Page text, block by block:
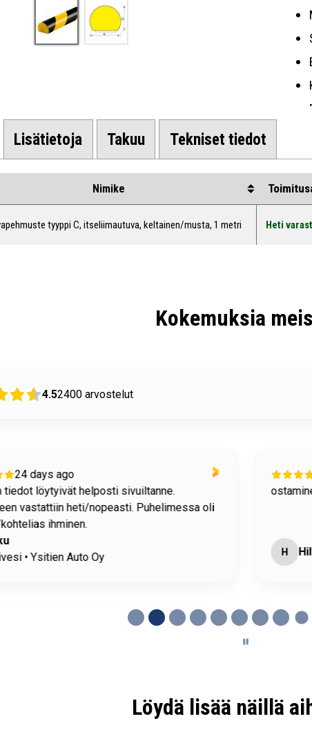
Lisätietoja Takuu Tekniset tiedot
Nimike
tyyppi C, itseliimautuva, keltainen/musta, 1 metri Heti
Kokemuksia
4.52400 arvostelut
24 days ago
tiedot löytyivät helposti sivuiltanne.
vastattiin heti/nopeasti. Puhelimessa oli
ihminen.
• Ysitien Auto Oy
H
Löydä lisää näillä